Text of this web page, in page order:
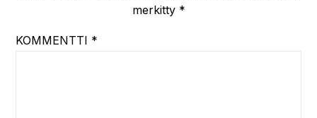
merkitty *
KOMMENTTI *